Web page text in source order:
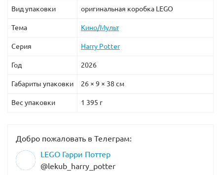
Вид упаковки оригинальная коробка LEGO
Тема Кино/Мульт
Серия Harry Potter
Год 2026
Габариты упаковки 26 × 9 × 38 см
Вес упаковки 1 395 г
Добро пожаловать в Телеграм:
LEGO Гарри Поттер
@lekub_harry_potter